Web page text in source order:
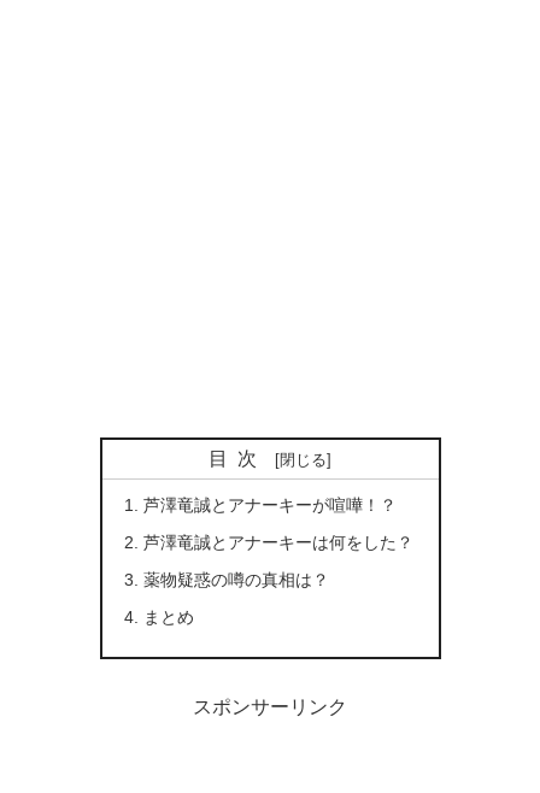
目次
芦澤竜誠とアナーキーが喧嘩！？
芦澤竜誠とアナーキーは何をした？
薬物疑惑の噂の真相は？
まとめ
スポンサーリンク